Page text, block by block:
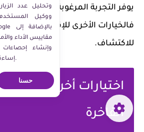
يوفر التجربة المرغوبة. ومع ذلك، لم
فالخيارات الأخرى للإقامة الفاخرة في
للاكتشاف.
اختيارات أخرى في دبي
الفاخرة
وتحليل عدد
مقاييس الأداء
وإنشاء
إساءة الاستخدام ومعالجتها.
حسنا